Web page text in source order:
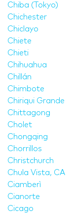
Chiba (Tokyo)
Chichester
Chiclayo
Chiete
Chieti
Chihuahua
Chillán
Chimbote
Chiriqui Grande
Chittagong
Cholet
Chongqing
Chorrillos
Christchurch
Chula Vista, CA
Ciamberì
Cianorte
Cicago